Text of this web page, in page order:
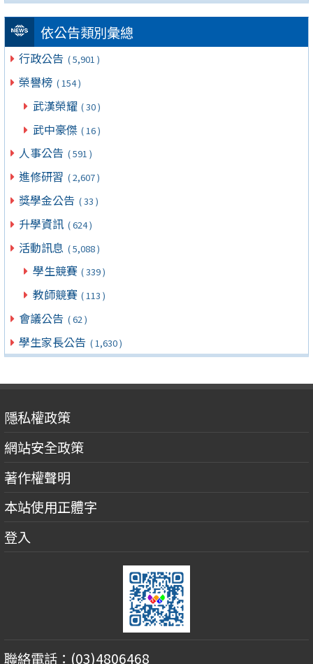
依公告類別彙總
行政公告 ( 5,901 )
榮譽榜 ( 154 )
武漢榮耀 ( 30 )
武中豪傑 ( 16 )
人事公告 ( 591 )
進修研習 ( 2,607 )
獎學金公告 ( 33 )
升學資訊 ( 624 )
活動訊息 ( 5,088 )
學生競賽 ( 339 )
教師競賽 ( 113 )
會議公告 ( 62 )
學生家長公告 ( 1,630 )
隱私權政策
網站安全政策
著作權聲明
本站使用正體字
登入
聯絡電話：(03)4806468